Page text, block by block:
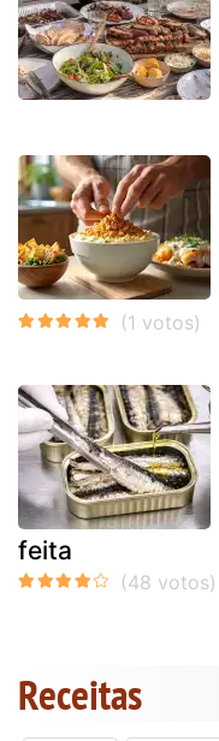
feita
Receitas